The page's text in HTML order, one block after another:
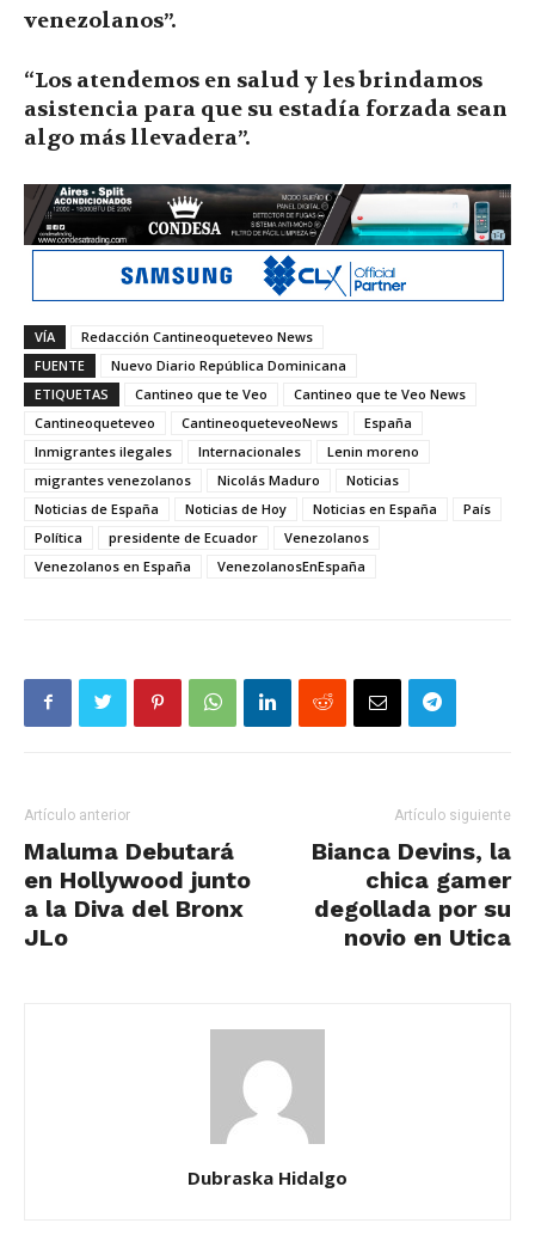
venezolanos”.
“Los atendemos en salud y les brindamos
asistencia para que su estadía forzada sean
algo más llevadera”.
VÍA
Redacción Cantineoqueteveo News
FUENTE
Nuevo Diario República Dominicana
ETIQUETAS
Cantineo que te Veo
Cantineo que te Veo News
Cantineoqueteveo
CantineoqueteveoNews
España
Inmigrantes ilegales
Internacionales
Lenin moreno
migrantes venezolanos
Nicolás Maduro
Noticias
Noticias de España
Noticias de Hoy Noticias en España
País
Política
presidente de Ecuador
Venezolanos
Venezolanos en España
VenezolanosEnEspaña
Artículo anterior
Maluma Debutará
en Hollywood junto
a la Diva del Bronx
JLo
Artículo siguiente
Bianca Devins, la
chica gamer
degollada por su
novio en Utica
Dubraska Hidalgo